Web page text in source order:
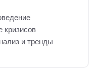
кризисов
и тренды